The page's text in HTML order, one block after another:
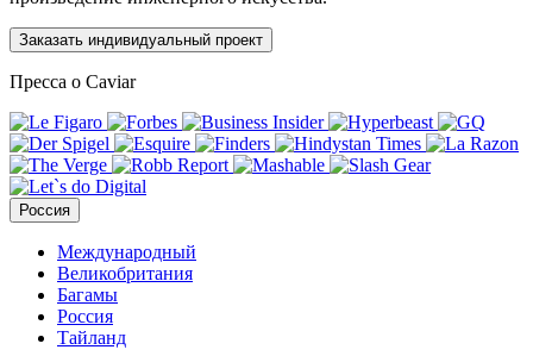
Заказать индивидуальный проект
Пресса о Caviar
Россия
Международный
Великобритания
Багамы
Россия
Тайланд